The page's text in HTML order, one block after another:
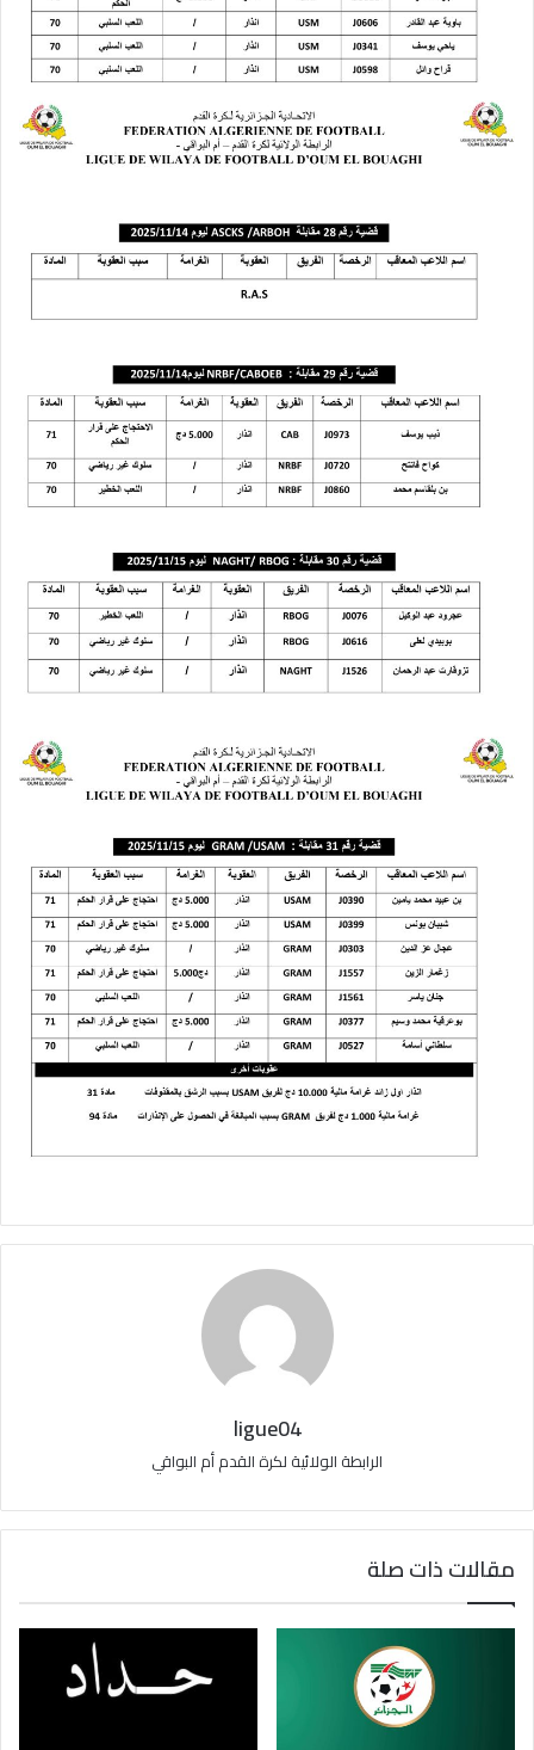
ligue04
الرابطة الولائية لكرة القدم أم البواقي
مقالات ذات صلة